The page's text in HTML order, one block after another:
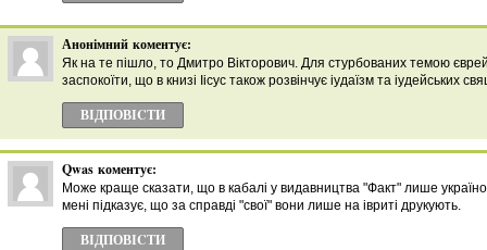
Анонімний коментує:
Як на те пішло, то Дмитро Вікторович. Для стурбованих темою
заспокоїти, що в книзі Іісус також розвінчує іудаїзм та іудейських
ВІДПОВІCТИ
Qwas коментує:
Може краще сказати, що в кабалі у видавництва "Факт" лише
мені підказує, що за справді "свої" вони лише на івриті друкують.
ВІДПОВІCТИ